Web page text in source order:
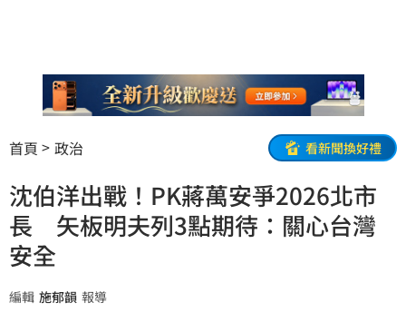
首頁 政治 看新聞換好禮
沈伯洋出戰！PK蔣萬安爭2026北市
長 矢板明夫列3點期待：關心台灣
安全
編輯 施郁韻 報導